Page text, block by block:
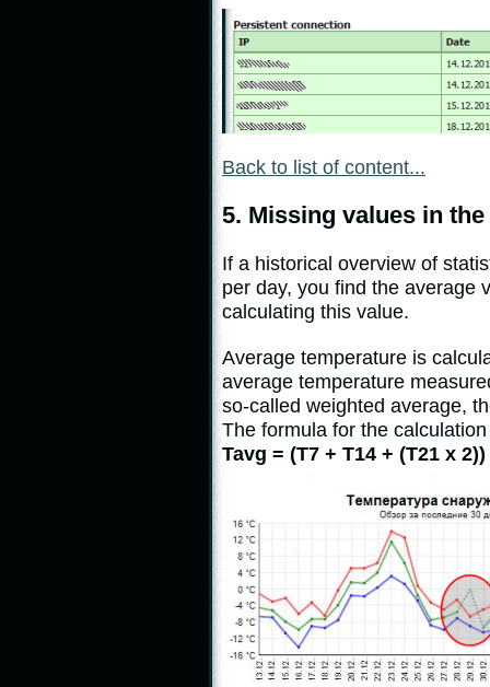
Back to list of content...
5. Missing values in
If a historical overview of
per day, you find the average
calculating this value.
Average temperature is
average temperature
so-called weighted average,
The formula for the
Tavg = (T7 + T14 + (T21 x 2))